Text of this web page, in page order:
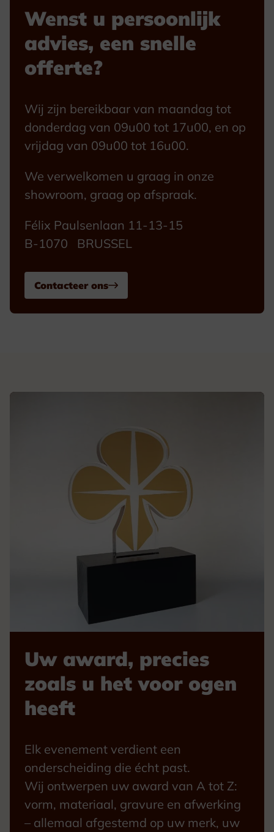
Wenst u persoonlijk
advies, een snelle
offerte?
Wij zijn bereikbaar van maandag tot
donderdag van 09u00 tot 17u00, en op
vrijdag van 09u00 tot 16u00.
We verwelkomen u graag in onze
showroom, graag op afspraak.
Félix Paulsenlaan 11-13-15
B-1070 BRUSSEL
Contacteer ons
Uw award, precies
zoals u het voor ogen
heeft
Elk evenement verdient een
onderscheiding die écht past.
Wij ontwerpen uw award van A tot Z:
vorm, materiaal, gravure en afwerking
– allemaal afgestemd op uw merk, uw